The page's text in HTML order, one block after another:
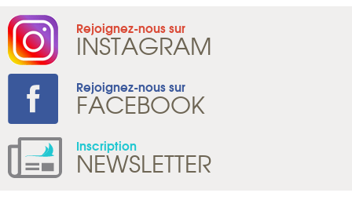
Rejoignez-nous sur
INSTAGRAM
Rejoignez-nous sur
FACEBOOK
Inscription
NEWSLETTER